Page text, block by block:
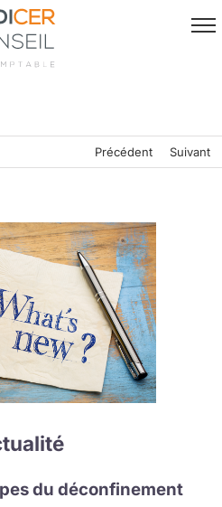
Précédent Suivant
du déconfinement